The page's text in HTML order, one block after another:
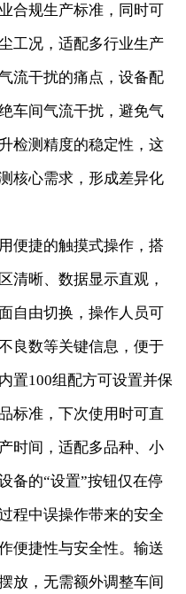
合规生产标准，同时可
工况，适配多行业生产
流干扰的痛点，设备配
车间气流干扰，避免气
检测精度的稳定性，这
核心需求，形成差异化
便捷的触摸式操作，搭
清晰、数据显示直观，
自由切换，操作人员可
良数等关键信息，便于
置100组配方可设置并保
标准，下次使用时可直
时间，适配多品种、小
备的“设置”按钮仅在停
程中误操作带来的安全
便捷性与安全性。输送
放，无需额外调整车间